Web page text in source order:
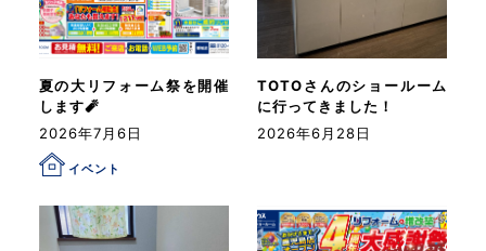
夏の大リフォーム祭を開催
します🧨
2026年7月6日
イベント
TOTOさんのショールーム
に行ってきました！
2026年6月28日